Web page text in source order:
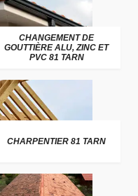
CHANGEMENT DE
GOUTTIÈRE ALU, ZINC ET
PVC 81 TARN
CHARPENTIER 81 TARN